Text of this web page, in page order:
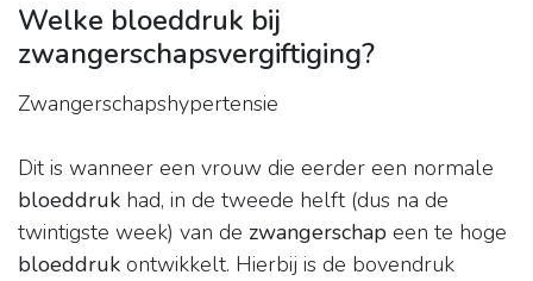
Welke bloeddruk bij
zwangerschapsvergiftiging?
​Zwangerschapshypertensie
Dit is wanneer een vrouw die eerder een normale
bloeddruk had, in de tweede helft (dus na de
twintigste week) van de zwangerschap een te hoge
bloeddruk ontwikkelt. Hierbij is de bovendruk